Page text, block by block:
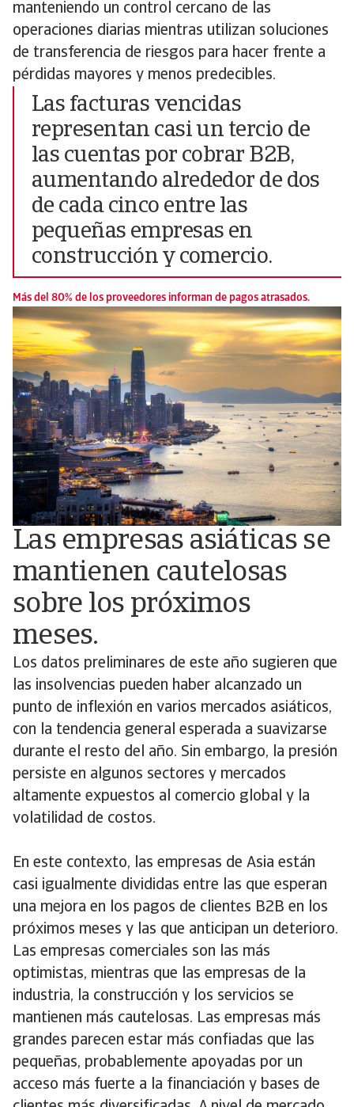
manteniendo un control cercano de las
operaciones diarias mientras utilizan soluciones
de transferencia de riesgos para hacer frente a
pérdidas mayores y menos predecibles.
Las facturas vencidas
representan casi un tercio de
las cuentas por cobrar B2B,
aumentando alrededor de dos
de cada cinco entre las
pequeñas empresas en
construcción y comercio.
Más del 80% de los proveedores informan de pagos atrasados.
Las empresas asiáticas se
mantienen cautelosas
sobre los próximos
meses.
Los datos preliminares de este año sugieren que
las insolvencias pueden haber alcanzado un
punto de inflexión en varios mercados asiáticos,
con la tendencia general esperada a suavizarse
durante el resto del año. Sin embargo, la presión
persiste en algunos sectores y mercados
altamente expuestos al comercio global y la
volatilidad de costos.
En este contexto, las empresas de Asia están
casi igualmente divididas entre las que esperan
una mejora en los pagos de clientes B2B en los
próximos meses y las que anticipan un deterioro.
Las empresas comerciales son las más
optimistas, mientras que las empresas de la
industria, la construcción y los servicios se
mantienen más cautelosas. Las empresas más
grandes parecen estar más confiadas que las
pequeñas, probablemente apoyadas por un
acceso más fuerte a la financiación y bases de